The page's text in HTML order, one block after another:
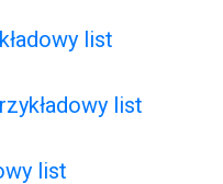
list
list
list